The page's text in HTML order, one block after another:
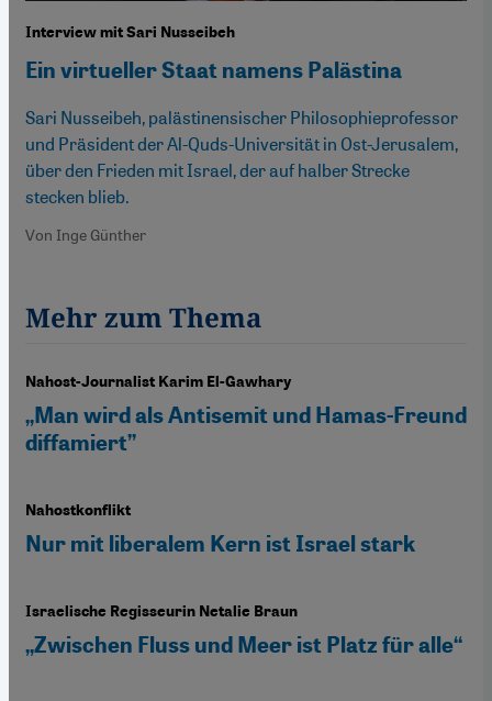
Interview mit Sari Nusseibeh
Ein virtueller Staat namens Palästina
Sari Nusseibeh, palästinensischer Philosophieprofessor
und Präsident der Al-Quds-Universität in Ost-Jerusalem,
über den Frieden mit Israel, der auf halber Strecke
stecken blieb.
Von Inge Günther
Mehr zum Thema
Nahost-Journalist Karim El-Gawhary
„Man wird als Antisemit und Hamas-Freund
diffamiert”
Nahostkonflikt
Nur mit liberalem Kern ist Israel stark
Israelische Regisseurin Netalie Braun
„Zwischen Fluss und Meer ist Platz für alle“